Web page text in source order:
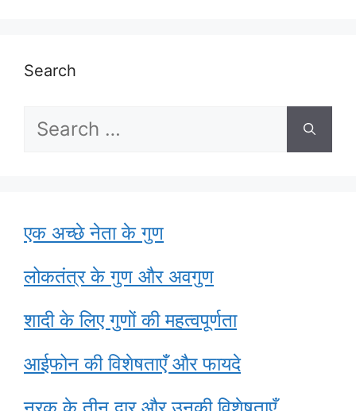
Search
Search
एक अच्छे नेता के गुण
लोकतंत्र के गुण और अवगुण
शादी के लिए गुणों की महत्वपूर्णता
आईफोन की विशेषताएँ और फायदे